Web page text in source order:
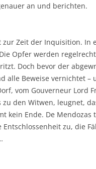
an und berichten.
zur Zeit der Inquisition. In
Opfer werden
Doch bevor der
alle Beweise vernichtet –
vom Gouverneur Lord
den Witwen, leugnet,
kein Ende. De
zu, die